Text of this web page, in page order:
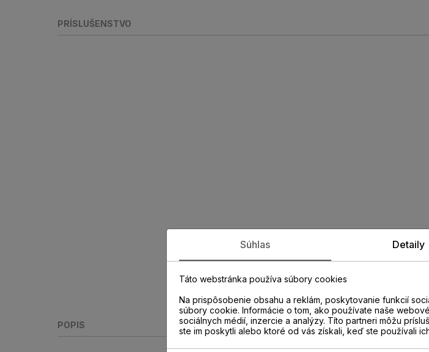
PRÍSLUŠENSTVO
POPIS
Súhlas Detaily
Táto webstránka používa súbory cookies
Na prispôsobenie obsahu a reklám, poskytovanie funkcií
súbory cookie. Informácie o tom, ako používate naše
sociálnych médií, inzercie a analýzy. Títo partneri môžu
ste im poskytli alebo ktoré od vás získali, keď ste používali